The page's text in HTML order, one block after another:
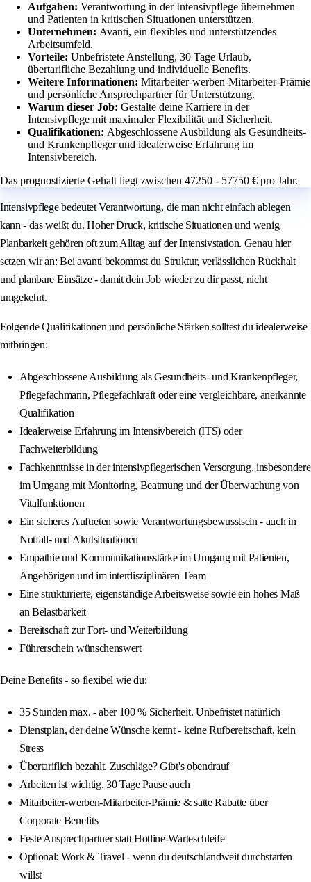
Aufgaben: Verantwortung in der Intensivpflege übernehmen
und Patienten in kritischen Situationen unterstützen.
Unternehmen: Avanti, ein flexibles und unterstützendes
Arbeitsumfeld.
Vorteile: Unbefristete Anstellung, 30 Tage Urlaub,
übertarifliche Bezahlung und individuelle Benefits.
Weitere Informationen: Mitarbeiter-werben-Mitarbeiter-Prämie
und persönliche Ansprechpartner für Unterstützung.
Warum dieser Job: Gestalte deine Karriere in der
Intensivpflege mit maximaler Flexibilität und Sicherheit.
Qualifikationen: Abgeschlossene Ausbildung als Gesundheits-
und Krankenpfleger und idealerweise Erfahrung im
Intensivbereich.
Das prognostizierte Gehalt liegt zwischen 47250 - 57750 € pro Jahr.
Intensivpflege bedeutet Verantwortung, die man nicht einfach ablegen
kann - das weißt du. Hoher Druck, kritische Situationen und wenig
Planbarkeit gehören oft zum Alltag auf der Intensivstation. Genau hier
setzen wir an: Bei avanti bekommst du Struktur, verlässlichen Rückhalt
und planbare Einsätze - damit dein Job wieder zu dir passt, nicht
umgekehrt.
Folgende Qualifikationen und persönliche Stärken solltest du idealerweise
mitbringen:
Abgeschlossene Ausbildung als Gesundheits- und Krankenpfleger,
Pflegefachmann, Pflegefachkraft oder eine vergleichbare, anerkannte
Qualifikation
Idealerweise Erfahrung im Intensivbereich (ITS) oder
Fachweiterbildung
Fachkenntnisse in der intensivpflegerischen Versorgung, insbesondere
im Umgang mit Monitoring, Beatmung und der Überwachung von
Vitalfunktionen
Ein sicheres Auftreten sowie Verantwortungsbewusstsein - auch in
Notfall- und Akutsituationen
Empathie und Kommunikationsstärke im Umgang mit Patienten,
Angehörigen und im interdisziplinären Team
Eine strukturierte, eigenständige Arbeitsweise sowie ein hohes Maß
an Belastbarkeit
Bereitschaft zur Fort- und Weiterbildung
Führerschein wünschenswert
Deine Benefits - so flexibel wie du:
35 Stunden max. - aber 100 % Sicherheit. Unbefristet natürlich
Dienstplan, der deine Wünsche kennt - keine Rufbereitschaft, kein
Stress
Übertariflich bezahlt. Zuschläge? Gibt's obendrauf
Arbeiten ist wichtig. 30 Tage Pause auch
Mitarbeiter-werben-Mitarbeiter-Prämie & satte Rabatte über
Corporate Benefits
Feste Ansprechpartner statt Hotline-Warteschleife
Optional: Work & Travel - wenn du deutschlandweit durchstarten
willst